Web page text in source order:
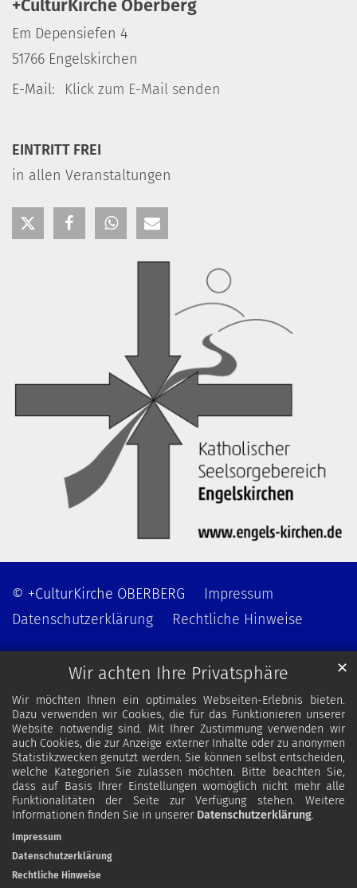
Wir achten Ihre Privatsphäre
Wir möchten Ihnen ein optimales Webseiten-Erlebnis bieten.
Dazu verwenden wir Cookies, die für das Funktionieren unserer
Website notwendig sind. Mit Ihrer Zustimmung verwenden wir
auch Cookies, die zur Anzeige externer Inhalte oder zu anonymen
Statistikzwecken genutzt werden. Sie können selbst entscheiden,
welche Kategorien Sie zulassen möchten. Bitte beachten Sie,
dass auf Basis Ihrer Einstellungen womöglich nicht mehr alle
Funktionalitäten der Seite zur Verfügung stehen. Weitere
Informationen finden Sie in unserer Datenschutzerklärung.
✕
Impressum
Datenschutzerklärung
Rechtliche Hinweise
+CulturKirche Oberberg
Em Depensiefen 4
51766 Engelskirchen
E-Mail:
Klick zum E-Mail senden
EINTRITT FREI
in allen Veranstaltungen
© +CulturKirche OBERBERG
Impressum
Datenschutzerklärung
Rechtliche Hinweise